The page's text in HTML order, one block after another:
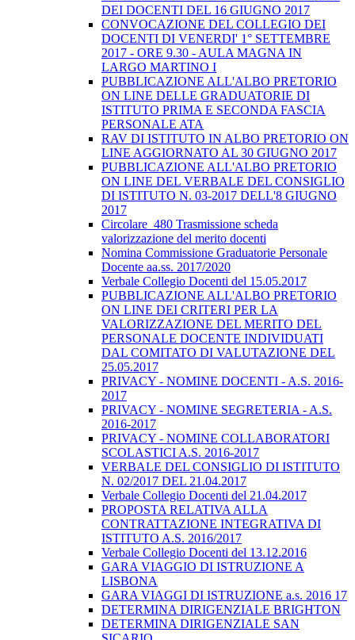
DEI DOCENTI DEL 16 GIUGNO 2017
CONVOCAZIONE DEL COLLEGIO DEI
DOCENTI DI VENERDI' 1° SETTEMBRE
2017 - ORE 9.30 - AULA MAGNA IN
LARGO MARTINO I
PUBBLICAZIONE ALL'ALBO PRETORIO
ON LINE DELLE GRADUATORIE DI
ISTITUTO PRIMA E SECONDA FASCIA
PERSONALE ATA
RAV DI ISTITUTO IN ALBO PRETORIO ON
LINE AGGIORNATO AL 30 GIUGNO 2017
PUBBLICAZIONE ALL'ALBO PRETORIO
ON LINE DEL VERBALE DEL CONSIGLIO
DI ISTITUTO N. 03-2017 DELL'8 GIUGNO
2017
Circolare_480 Trasmissione scheda
valorizzazione del merito docenti
Nomina Commissione Graduatorie Personale
Docente aa.ss. 2017/2020
Verbale Collegio Docenti del 15.05.2017
PUBBLICAZIONE ALL'ALBO PRETORIO
ON LINE DEI CRITERI PER LA
VALORIZZAZIONE DEL MERITO DEL
PERSONALE DOCENTE INDIVIDUATI
DAL COMITATO DI VALUTAZIONE DEL
25.05.2017
PRIVACY - NOMINE DOCENTI - A.S. 2016-
2017
PRIVACY - NOMINE SEGRETERIA - A.S.
2016-2017
PRIVACY - NOMINE COLLABORATORI
SCOLASTICI A.S. 2016-2017
VERBALE DEL CONSIGLIO DI ISTITUTO
N. 02/2017 DEL 21.04.2017
Verbale Collegio Docenti del 21.04.2017
PROPOSTA RELATIVA ALLA
CONTRATTAZIONE INTEGRATIVA DI
ISTITUTO A.S. 2016/2017
Verbale Collegio Docenti del 13.12.2016
GARA VIAGGIO DI ISTRUZIONE A
LISBONA
GARA VIAGGI DI ISTRUZIONE a.s. 2016 17
DETERMINA DIRIGENZIALE BRIGHTON
DETERMINA DIRIGENZIALE SAN